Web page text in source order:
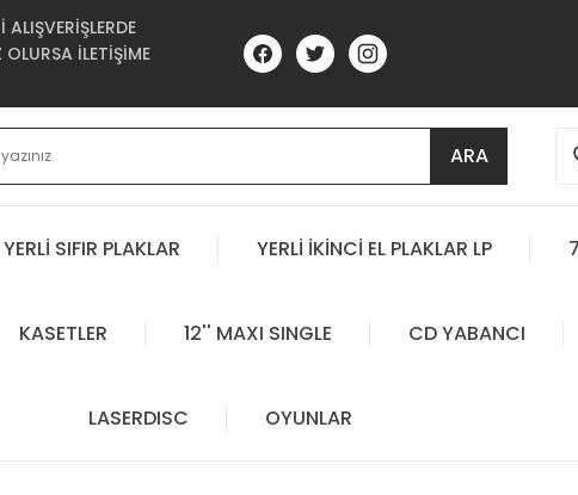
İLETİŞİME
ARA
YERLİ SIFIR PLAKLAR YERLİ İKİNCİ EL PLAKLAR LP
KASETLER 12'' MAXI SINGLE CD YABANCI
LASERDISC OYUNLAR